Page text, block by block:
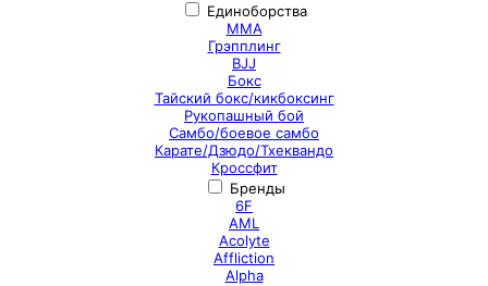
Единоборства
ММА
Грэпплинг
BJJ
Бокс
Тайский бокс/кикбоксинг
Рукопашный бой
Самбо/боевое самбо
Карате/Дзюдо/Тхеквандо
Кроссфит
Бренды
6F
AML
Acolyte
Affliction
Alpha